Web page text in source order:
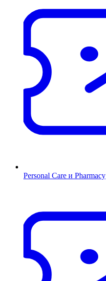
Personal Care и Pharmacy